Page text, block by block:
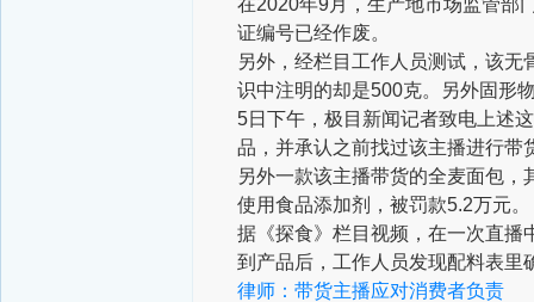
在2020年9月，生产地市场监管部
证编号已经作废。
另外，经栏目工作人员测试，该
识中注明的却是500克。另外固形
5日下午，极目新闻记者致电上述
品，并承认之前找过该主播进行带
另外一款该主播带货的全麦面包
使用食品添加剂，被罚款5.2万元。
据《探食》栏目视频，在一次直播
到产品后，工作人员发现配料表里
律师：带货主播应对消费者负责